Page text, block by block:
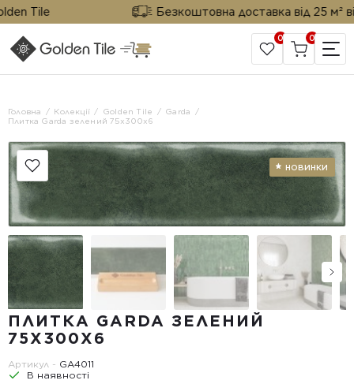
Tile Безкоштовна доставка від 25 м² від
САЙТ КОМПАНІЇ
0 0
Головна Колекції Golden Tile
Garda
Плитка Garda зелений 75x300x6
ПЛИТКА GARDA ЗЕЛЕНИЙ
75X300X6
Артикул - GA4011
В наявності